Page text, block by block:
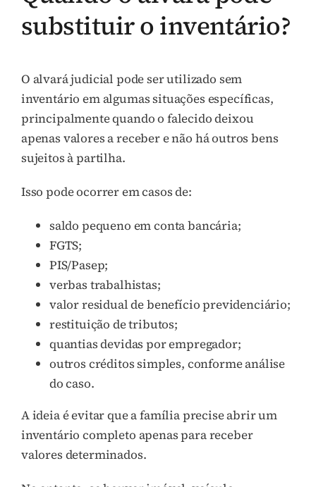
substituir o inventário?
O alvará judicial pode ser utilizado sem
inventário em algumas situações específicas,
principalmente quando o falecido deixou
apenas valores a receber e não há outros bens
sujeitos à partilha.
Isso pode ocorrer em casos de:
saldo pequeno em conta bancária;
FGTS;
PIS/Pasep;
verbas trabalhistas;
valor residual de benefício previdenciário;
restituição de tributos;
quantias devidas por empregador;
outros créditos simples, conforme análise
do caso.
A ideia é evitar que a família precise abrir um
inventário completo apenas para receber
valores determinados.